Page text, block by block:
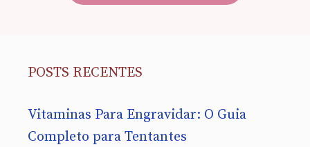
POSTS RECENTES
Vitaminas Para Engravidar: O Guia
Completo para Tentantes